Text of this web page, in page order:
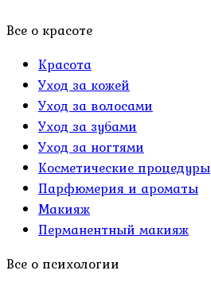
Все о красоте
Красота
Уход за кожей
Уход за волосами
Уход за зубами
Уход за ногтями
Косметические процедуры
Парфюмерия и ароматы
Макияж
Перманентный макияж
Все о психологии